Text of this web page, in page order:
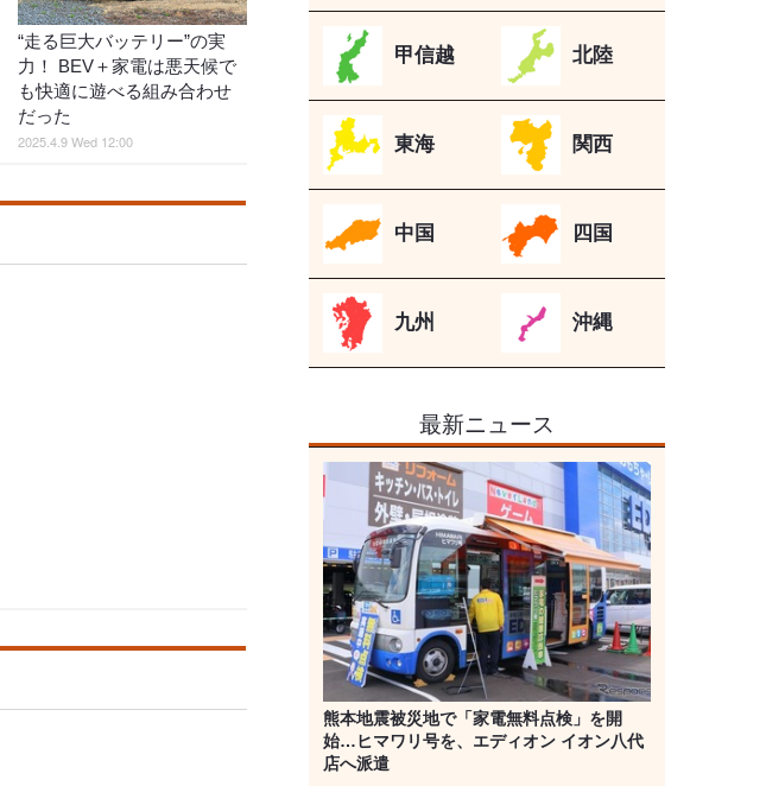
“走る巨大バッテリー”の実
力！ BEV＋家電は悪天候で
も快適に遊べる組み合わせ
だった
2025.4.9 Wed 12:00
甲信越 北陸
東海 関西
中国 四国
九州 沖縄
最新ニュース
熊本地震被災地で「家電無料点検」を開
始…ヒマワリ号を、エディオン イオン八代
店へ派遣